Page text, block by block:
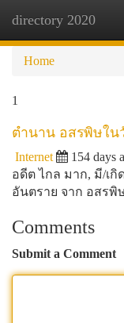
directory 2020
Home
1
ตำนาน อสรพิษใน
Internet 154 days
อดีต ไกล มาก, มี/เ
อันตราย จาก อสรพิ
Comments
Submit a Comment